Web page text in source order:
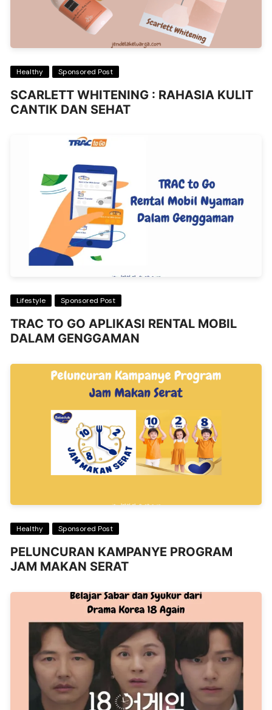
Healthy Sponsored Post
SCARLETT WHITENING : RAHASIA KULIT
CANTIK DAN SEHAT
Lifestyle Sponsored Post
TRAC TO GO APLIKASI RENTAL MOBIL
DALAM GENGGAMAN
Healthy Sponsored Post
PELUNCURAN KAMPANYE PROGRAM
JAM MAKAN SERAT